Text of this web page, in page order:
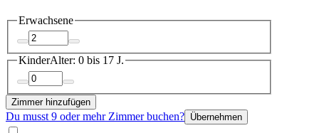
Erwachsene
KinderAlter: 0 bis 17 J.
Zimmer hinzufügen
Du musst 9 oder mehr Zimmer buchen? Übernehmen